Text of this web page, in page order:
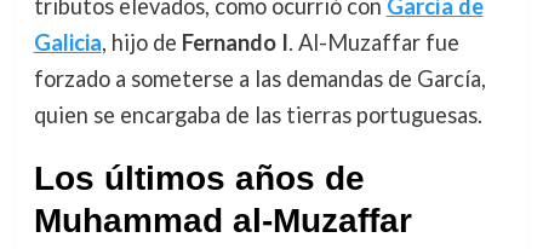
tributos elevados, como ocurrió con García de
Galicia, hijo de Fernando I. Al-Muzaffar fue
forzado a someterse a las demandas de García,
quien se encargaba de las tierras portuguesas.
Los últimos años de
Muhammad al-Muzaffar